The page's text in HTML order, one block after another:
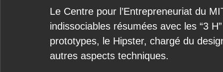
Le Centre pour l’Entrepreneuriat du
indissociables résumées avec les “3
prototypes, le Hipster, chargé du
autres aspects techniques.